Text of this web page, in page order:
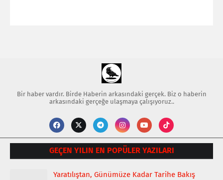
Bir haber vardır. Birde Haberin arkasındaki gerçek. Biz o haberin
arkasındaki gerçeğe ulaşmaya çalışıyoruz..
GEÇEN YILIN EN POPÜLER YAZILARI
Yaratılıştan, Günümüze Kadar Tarihe Bakış